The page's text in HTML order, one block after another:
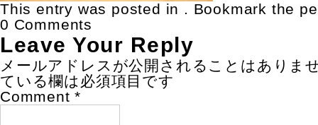
This entry was posted in . Bookmark the
0 Comments
Leave Your Reply
メールアドレスが公開されることはありま
ている欄は必須項目です
Comment *